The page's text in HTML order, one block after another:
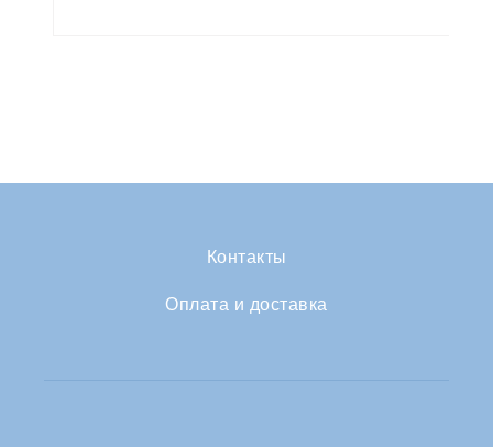
Контакты
Оплата и доставка